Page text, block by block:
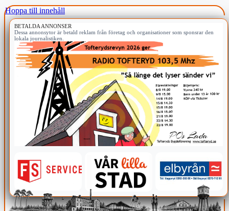
Hoppa till innehåll
BETALDA ANNONSER
Dessa annonsytor är betald reklam från företag och organisationer som sponsrar den
lokala journalistiken.